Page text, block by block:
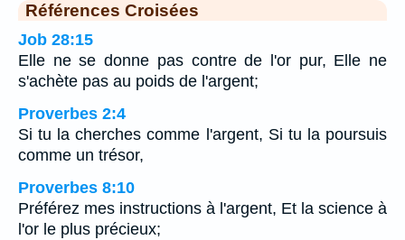
Références Croisées
Job 28:15
Elle ne se donne pas contre de l'or pur, Elle ne
s'achète pas au poids de l'argent;
Proverbes 2:4
Si tu la cherches comme l'argent, Si tu la poursuis
comme un trésor,
Proverbes 8:10
Préférez mes instructions à l'argent, Et la science à
l'or le plus précieux;